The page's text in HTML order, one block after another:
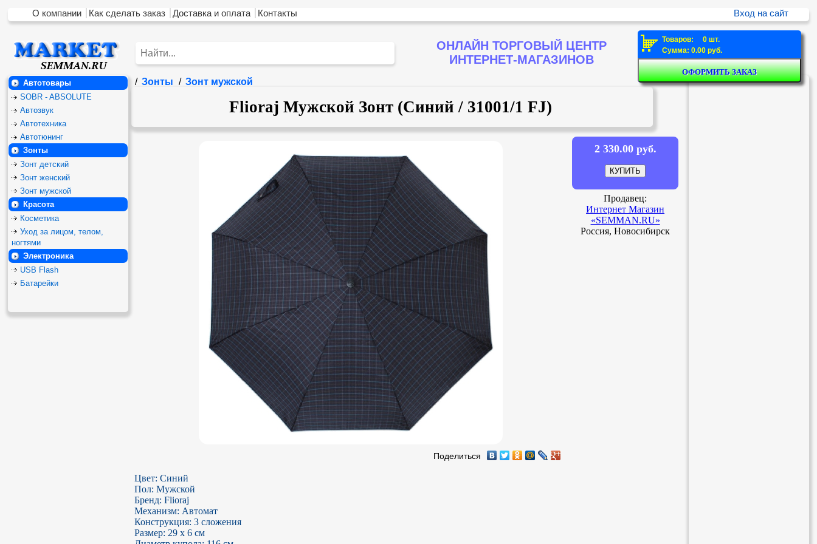
О компании Как сделать заказ Доставка и оплата Контакты Вход на сайт
ОНЛАЙН ТОРГОВЫЙ ЦЕНТР
ИНТЕРНЕТ-МАГАЗИНОВ
Товаров: 0 шт.
Сумма: 0.00 руб.
Автотовары
SOBR - ABSOLUTE
Автозвук
Автотехника
Автотюнинг
Зонты
Зонт детский
Зонт женский
Зонт мужской
Красота
Косметика
Уход за лицом, телом,
ногтями
Электроника
USB Flash
Батарейки
/ Зонты / Зонт мужской
Flioraj Мужской Зонт (Синий / 31001/1 FJ)
Поделиться
Цвет: Синий
Пол: Мужской
Бренд: Flioraj
Механизм: Автомат
Конструкция: 3 сложения
Размер: 29 х 6 см
2 330.00 руб.
Продавец:
Интернет Магазин
«SEMMAN.RU»
Россия, Новосибирск